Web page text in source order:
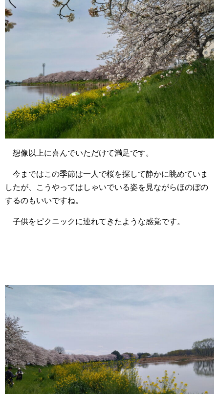
想像以上に喜んでいただけて満足です。
今まではこの季節は一人で桜を探して静かに眺めていま
したが、こうやってはしゃいでいる姿を見ながらほのぼの
するのもいいですね。
子供をピクニックに連れてきたような感覚です。